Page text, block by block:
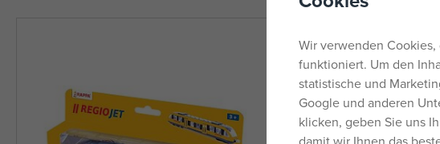
Wir verwenden
funktioniert. Um den
statistische und
Google und anderen
klicken, geben Sie uns
damit wir Ihnen das